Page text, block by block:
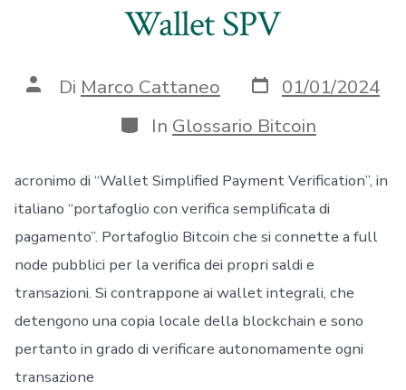
Wallet SPV
Autore
articolo
Di Marco Cattaneo Data
articolo
01/01/2024
Categorie
In Glossario Bitcoin
acronimo di “Wallet Simplified Payment Verification”, in
italiano “portafoglio con verifica semplificata di
pagamento”. Portafoglio Bitcoin che si connette a full
node pubblici per la verifica dei propri saldi e
transazioni. Si contrappone ai wallet integrali, che
detengono una copia locale della blockchain e sono
pertanto in grado di verificare autonomamente ogni
transazione